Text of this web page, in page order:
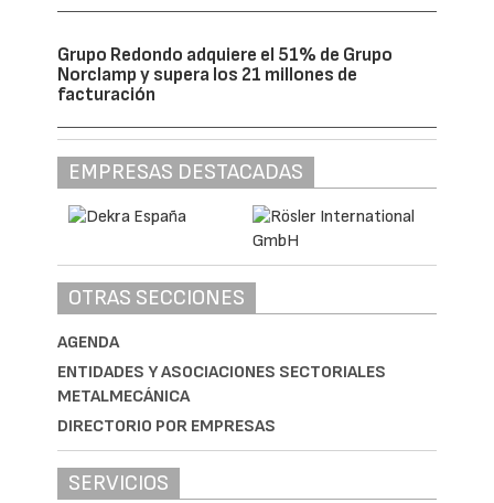
Grupo Redondo adquiere el 51% de Grupo
Norclamp y supera los 21 millones de
facturación
EMPRESAS DESTACADAS
OTRAS SECCIONES
AGENDA
ENTIDADES Y ASOCIACIONES SECTORIALES
METALMECÁNICA
DIRECTORIO POR EMPRESAS
SERVICIOS